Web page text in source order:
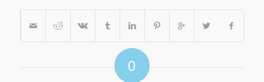
0